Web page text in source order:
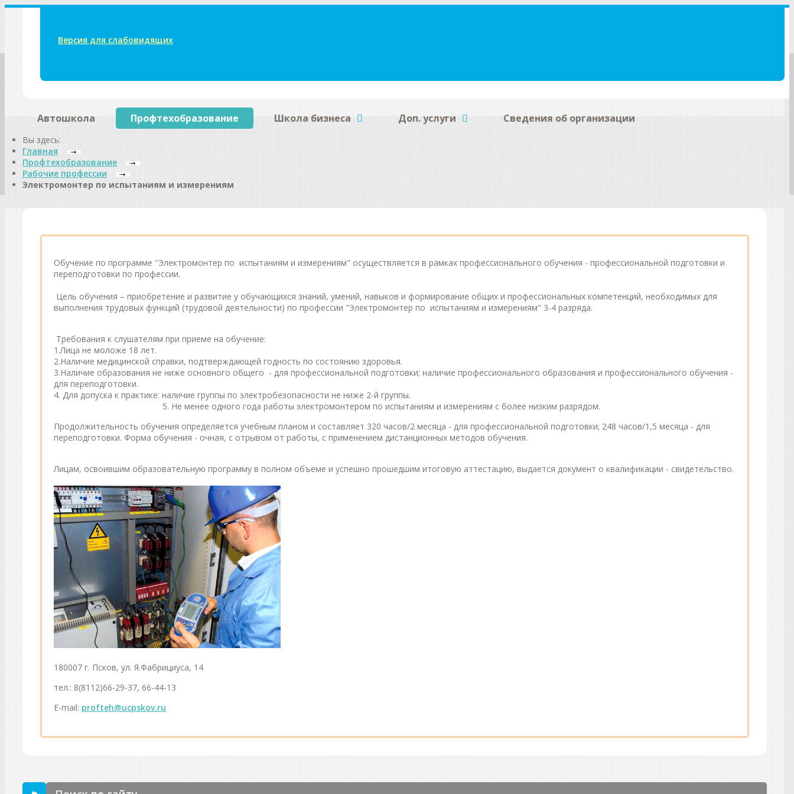
Версия для слабовидящих
Автошкола Профтехобразование Школа бизнеса Доп. услуги Сведения об организации
Вы здесь:
Главная
Профтехобразование
Рабочие профессии
Электромонтер по испытаниям и измерениям
Обучение по программе "Электромонтер по испытаниям и измерениям" осуществляется в рамках профессионального обучения - профессиональной подготовки и
переподготовки по профессии.
Цель обучения – приобретение и развитие у обучающихся знаний, умений, навыков и формирование общих и профессиональных компетенций, необходимых для
выполнения трудовых функций (трудовой деятельности) по профессии "Электромонтер по испытаниям и измерениям" 3-4 разряда.
Требования к слушателям при приеме на обучение:
1.Лица не моложе 18 лет.
2.Наличие медицинской справки, подтверждающей годность по состоянию здоровья.
3.Наличие образования не ниже основного общего - для профессиональной подготовки; наличие профессионального образования и профессионального обучения -
для переподготовки.
4. Для допуска к практике: наличие группы по электробезопасности не ниже 2-й группы.
5. Не менее одного года работы электромонтером по испытаниям и измерениям с более низким разрядом.
Продолжительность обучения определяется учебным планом и составляет 320 часов/2 месяца - для профессиональной подготовки; 248 часов/1,5 месяца - для
переподготовки. Форма обучения - очная, с отрывом от работы, с применением дистанционных методов обучения.
Лицам, освоившим образовательную программу в полном объеме и успешно прошедшим итоговую аттестацию, выдается документ о квалификации - свидетельство.
180007 г. Псков, ул. Я.Фабрициуса, 14
тел.: 8(8112)66-29-37, 66-44-13
E-mail: profteh@ucpskov.ru